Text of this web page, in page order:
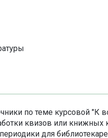
по теме курсовой "К
квизов или
для